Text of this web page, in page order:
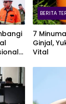
BERITA
7
Ginjal,
Vital